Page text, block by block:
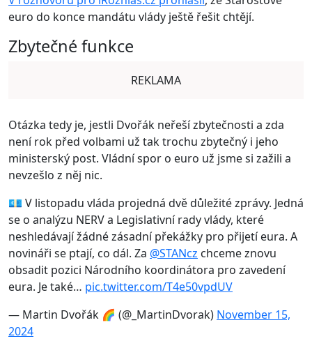
euro do konce mandátu vlády ještě řešit chtějí.
Zbytečné funkce
REKLAMA
Otázka tedy je, jestli Dvořák neřeší zbytečnosti a zda
není rok před volbami už tak trochu zbytečný i jeho
ministerský post. Vládní spor o euro už jsme si zažili a
nevzešlo z něj nic.
💶 V listopadu vláda projedná dvě důležité zprávy. Jedná
se o analýzu NERV a Legislativní rady vlády, které
neshledávají žádné zásadní překážky pro přijetí eura. A
novináři se ptají, co dál. Za @STANcz chceme znovu
obsadit pozici Národního koordinátora pro zavedení
eura. Je také… pic.twitter.com/T4e50vpdUV
— Martin Dvořák 🌈 (@_MartinDvorak) November 15,
2024